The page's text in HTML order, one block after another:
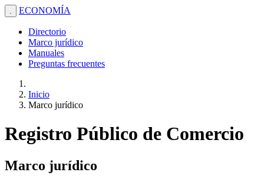
. ECONOMÍA
Directorio
Marco jurídico
Manuales
Preguntas frecuentes
Inicio
Marco jurídico
Registro Público de Comercio
Marco jurídico